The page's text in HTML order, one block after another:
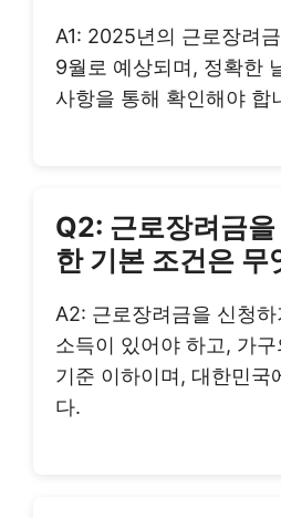
A1: 2025년의 근로장려
9월로 예상되며, 정확한
사항을 통해 확인해야 합
Q2: 근로장려금
한 기본 조건은 무
A2: 근로장려금을 신청
소득이 있어야 하고, 가
기준 이하이며, 대한민국
다.